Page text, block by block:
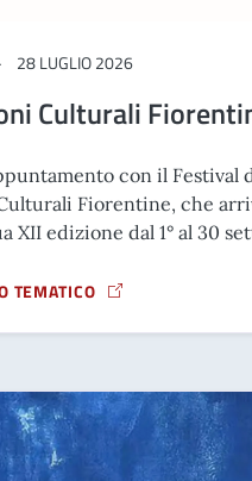
28 LUGLIO 2026
Culturali
con il Festival
Fiorentine, che
XII edizione dal 1° al 30
TEMATICO
ASSOCIAZIONI CULTURALI